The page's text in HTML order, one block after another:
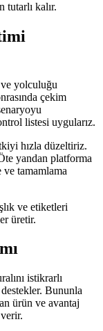
tutarlı kalır.
yolculuğu
çekim
listesi uygularız.
hızla düzeltiriz.
yandan platforma
tamamlama
ve etiketleri
üretir.
istikrarlı
Bununla
ürün ve avantaj